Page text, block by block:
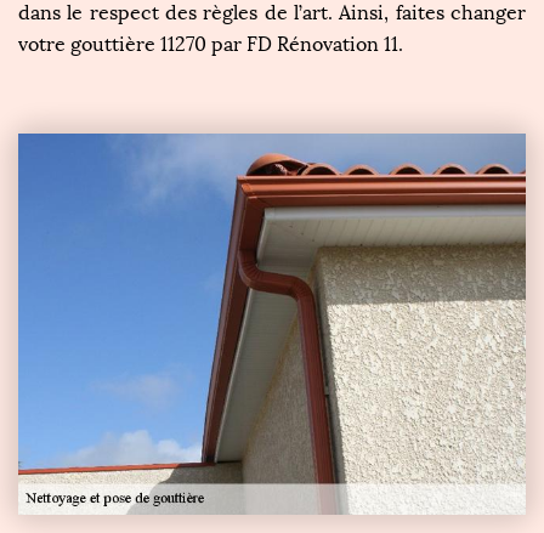
dans le respect des règles de l’art. Ainsi, faites changer
votre gouttière 11270 par FD Rénovation 11.